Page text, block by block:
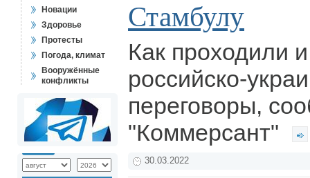
Новации
Здоровье
Протесты
Погода, климат
Вооружённые
конфликты
Стамбулу
Как проходили
российско-
переговоры,
"Коммерсант"
30.03.2022